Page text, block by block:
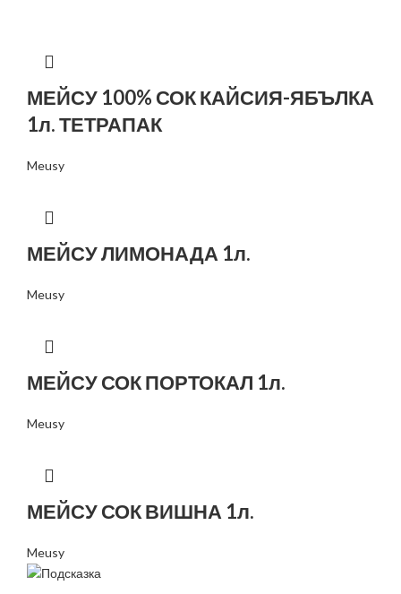
МЕЙСУ 100% СОК КАЙСИЯ-ЯБЪЛКА
1л. ТЕТРАПАК
Meusy
МЕЙСУ ЛИМОНАДА 1л.
Meusy
МЕЙСУ СОК ПОРТОКАЛ 1л.
Meusy
МЕЙСУ СОК ВИШНА 1л.
Meusy